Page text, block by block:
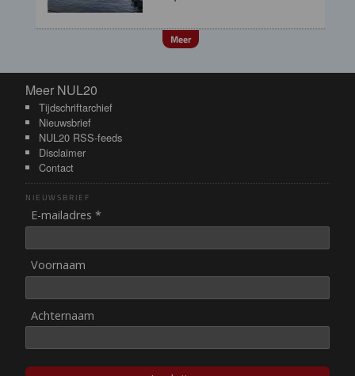
Meer
Meer NUL20
Meer NUL20
Tijdschriftarchief
Nieuwsbrief
NUL20 RSS-feeds
Disclaimer
Contact
NIEUWSBRIEF
E-mailadres *
Voornaam
Achternaam